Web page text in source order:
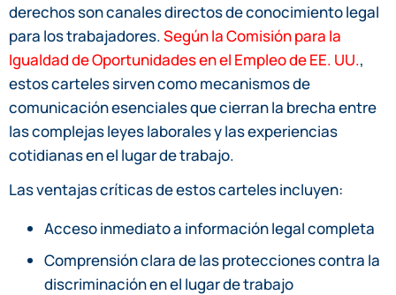
derechos son canales directos de conocimiento legal
para los trabajadores.Según la Comisión para la
Igualdad de Oportunidades en el Empleo de EE. UU.,
estos carteles sirven como mecanismos de
comunicación esenciales que cierran la brecha entre
las complejas leyes laborales y las experiencias
cotidianas en el lugar de trabajo.
Las ventajas críticas de estos carteles incluyen:
Acceso inmediato a información legal completa
Comprensión clara de las protecciones contra la
discriminación en el lugar de trabajo